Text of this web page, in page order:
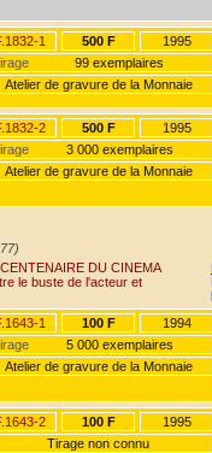
1 500 F 1995
99 exemplaires
Atelier de gravure de la Monnaie
2 500 F 1995
3 000 exemplaires
Atelier de gravure de la Monnaie
DU CINEMA
le buste de l'acteur et
1
100 F 1994
5 000 exemplaires
Atelier de gravure de la Monnaie
2 100 F 1995
Tirage non connu